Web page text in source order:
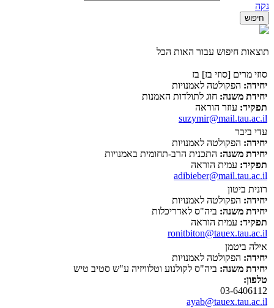
נקה
תוצאות חיפוש עבור האות הכל
סוזי מרים [סוזי בז] בז
יחידה: הפקולטה לאמנויות
יחידת משנה: חוג לתולדות האמנות
תפקיד: עוזר הוראה
suzymir@mail.tau.ac.il
עדי ביבר
יחידה: הפקולטה לאמנויות
יחידת משנה: התכנית הרב-תחומית באמנויות
תפקיד: עמית הוראה
adibieber@mail.tau.ac.il
רונית ביטון
יחידה: הפקולטה לאמנויות
יחידת משנה: ביה"ס לאדריכלות
תפקיד: עמית הוראה
ronitbiton@tauex.tau.ac.il
אילה ביטמן
יחידה: הפקולטה לאמנויות
יחידת משנה: ביה"ס לקולנוע וטלוויזיה ע"ש סטיב טיש
טלפון:
03-6406112
ayab@tauex.tau.ac.il